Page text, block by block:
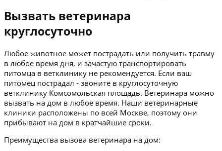
Вызвать ветеринара
круглосуточно
Любое животное может пострадать или получить травму
в любое время дня, и зачастую транспортировать
питомца в ветклинику не рекомендуется. Если ваш
питомец пострадал - звоните в круглосуточную
ветклинику Комсомольская площадь. Ветеринара можно
вызвать на дом в любое время. Наши ветеринарные
клиники расположены по всей Москве, поэтому они
прибывают на дом в кратчайшие сроки.
Преимущества вызова ветеринара на дом: